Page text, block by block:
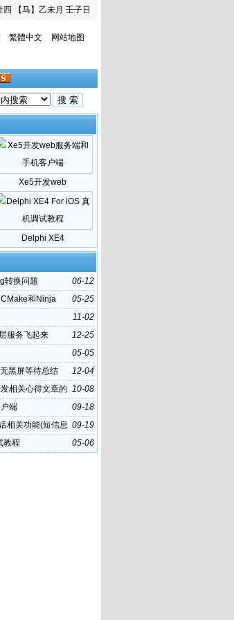
四 【马】乙未月 壬子日
繁體中文 网站地图
Xe5开发web
Delphi XE4
06-12
转换问题
05-25
和Ninja
11-02
12-25
服务飞起来
05-05
12-04
黑屏等待总结
10-08
相关心得文章的
09-18
端
09-19
相关功能(短信息
05-06
教程